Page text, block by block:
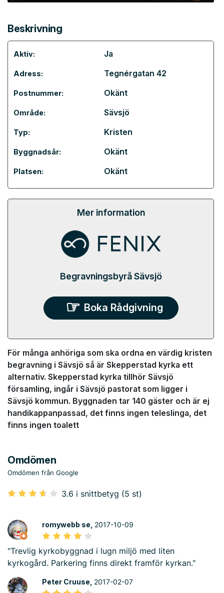
Beskrivning
Aktiv: Ja
Adress: Tegnérgatan 42
Postnummer: Okänt
Område: Sävsjö
Typ: Kristen
Byggnadsår: Okänt
Platsen: Okänt
Mer information
Begravningsbyrå Sävsjö
Boka Rådgivning
För många anhöriga som ska ordna en värdig kristen
begravning i Sävsjö så är Skepperstad kyrka ett
alternativ. Skepperstad kyrka tillhör Sävsjö
församling, ingår i Sävsjö pastorat som ligger i
Sävsjö kommun. Byggnaden tar 140 gäster och är ej
handikappanpassad, det finns ingen teleslinga, det
finns ingen toalett
Omdömen
Omdömen från Google
3.6 i snittbetyg (5 st)
romywebb se, 2017-10-09
"Trevlig kyrkobyggnad i lugn miljö med liten
kyrkogård. Parkering finns direkt framför kyrkan."
Peter Cruuse, 2017-02-07